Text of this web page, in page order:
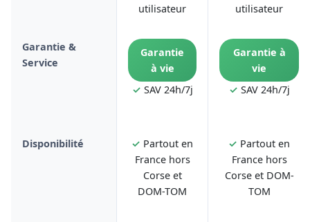
utilisateur
utilisateur
Garantie &
Service
Garantie
à vie
✓ SAV 24h/7j
Garantie à
vie
✓ SAV 24h/7j
Disponibilité ✓ Partout en
France hors
Corse et
DOM-TOM
✓ Partout en
France hors
Corse et DOM-
TOM